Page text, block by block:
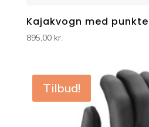
Kajakvogn med
895,00 kr.
Tilbud!